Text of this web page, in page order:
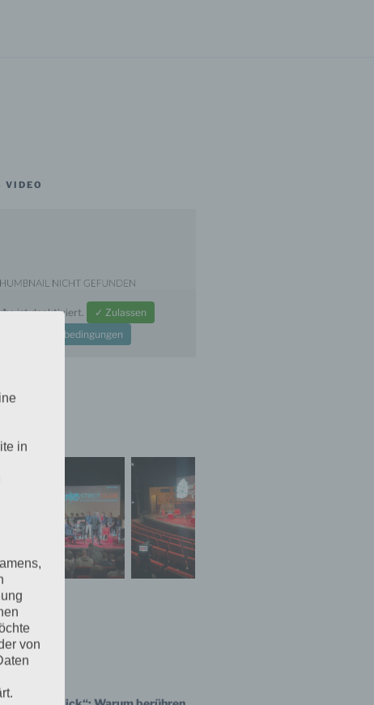
VIDEO
ist deaktiviert.
✓ Zulassen
Datenschutzbedingungen
in
von